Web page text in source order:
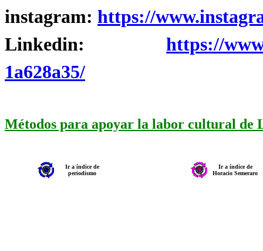
instagram: https://
Linkedin: https://
1a628a35/
Métodos para apoyar la labor cultural de
Ir a índice de
periodismo
Ir a índice de
Horacio Semeraro